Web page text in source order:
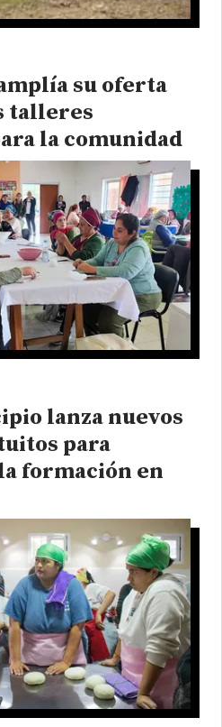
su oferta
talleres
la comunidad
lanza nuevos
para
formación en